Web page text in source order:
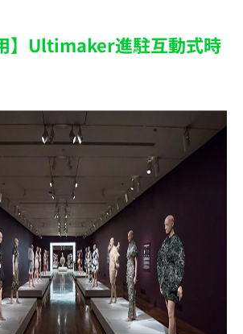
】Ultimaker進駐互動式時